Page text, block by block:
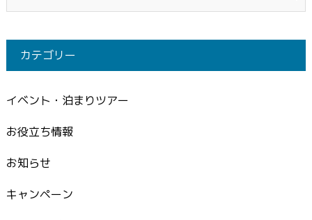
カテゴリー
イベント・泊まりツアー
お役立ち情報
お知らせ
キャンペーン